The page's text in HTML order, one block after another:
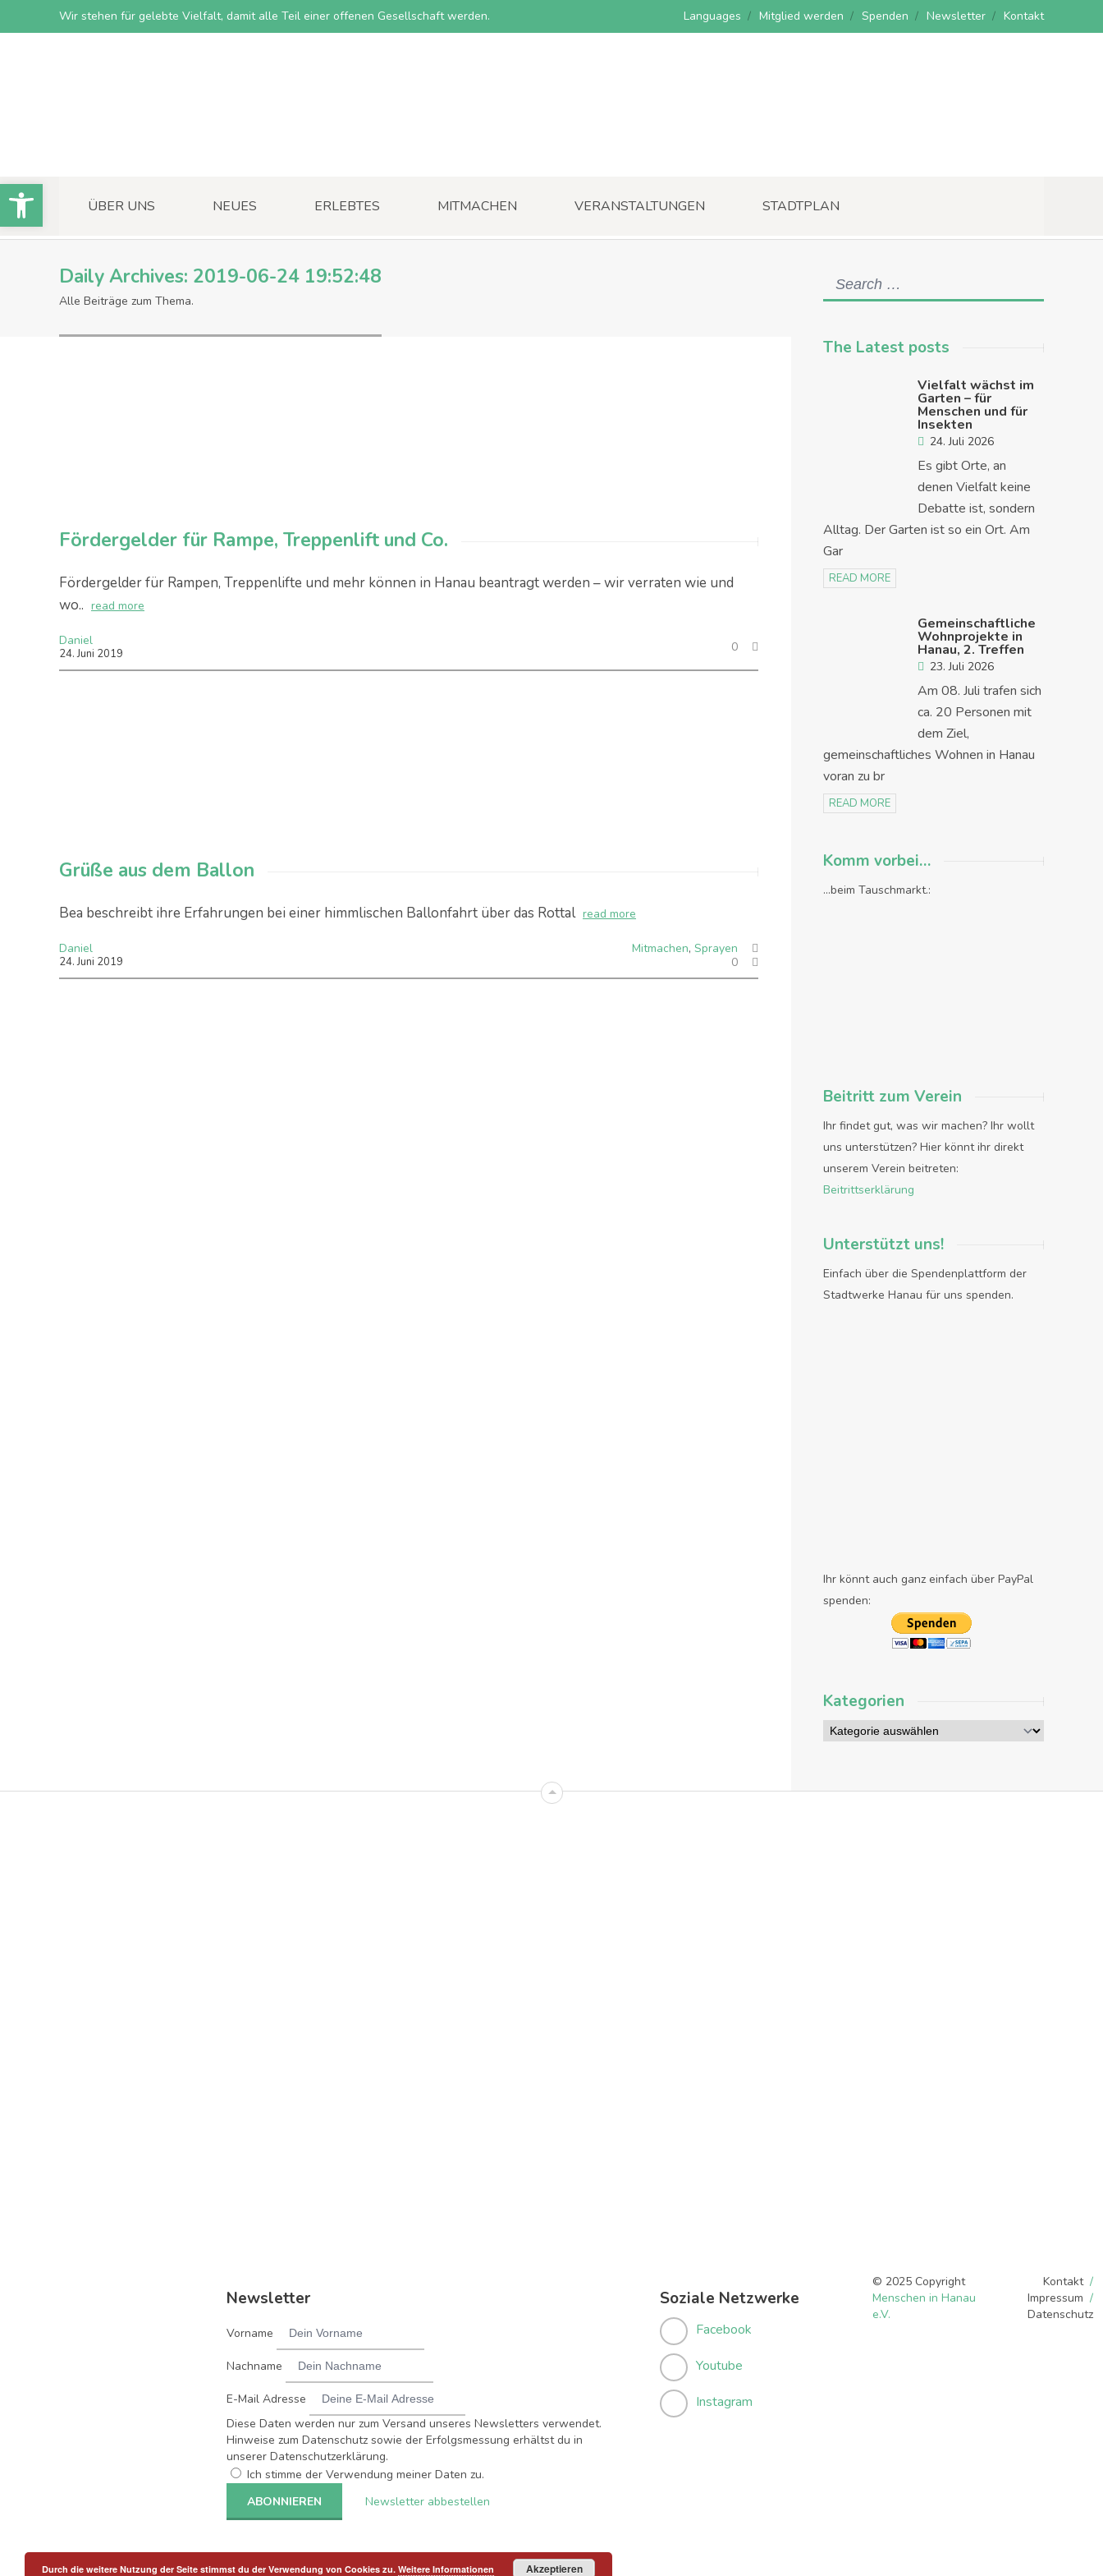
Wir stehen für gelebte Vielfalt, damit alle Teil einer offenen Gesellschaft werden. Languages Mitglied werden Spenden Newsletter Kontakt
ÜBER UNS NEUES ERLEBTES MITMACHEN VERANSTALTUNGEN STADTPLAN
Daily Archives: 2019-06-24 19:52:48
Alle Beiträge zum Thema.
Fördergelder für Rampe, Treppenlift und Co.
Fördergelder für Rampen, Treppenlifte und mehr können in Hanau beantragt werden – wir verraten wie und
wo.. read more
Daniel
24. Juni 2019 0
Grüße aus dem Ballon
Bea beschreibt ihre Erfahrungen bei einer himmlischen Ballonfahrt über das Rottal read more
Daniel
24. Juni 2019
Mitmachen, Sprayen
0
The Latest posts
Vielfalt wächst im
Garten – für
Menschen und für
Insekten
24. Juli 2026
Es gibt Orte, an
denen Vielfalt keine
Debatte ist, sondern
Alltag. Der Garten ist so ein Ort. Am
Gar
READ MORE
Gemeinschaftliche
Wohnprojekte in
Hanau, 2. Treffen
23. Juli 2026
Am 08. Juli trafen sich
ca. 20 Personen mit
dem Ziel,
gemeinschaftliches Wohnen in Hanau
voran zu br
READ MORE
Komm vorbei…
...beim Tauschmarkt.:
Beitritt zum Verein
Ihr findet gut, was wir machen? Ihr wollt
uns unterstützen? Hier könnt ihr direkt
unserem Verein beitreten:
Beitrittserklärung
Unterstützt uns!
Einfach über die Spendenplattform der
Stadtwerke Hanau für uns spenden.
Ihr könnt auch ganz einfach über PayPal
spenden:
Kategorien
Newsletter
Vorname
Nachname
E-Mail Adresse
Diese Daten werden nur zum Versand unseres Newsletters verwendet.
Hinweise zum Datenschutz sowie der Erfolgsmessung erhältst du in
unserer Datenschutzerklärung.
Ich stimme der Verwendung meiner Daten zu.
Newsletter abbestellen
Soziale Netzwerke
Facebook
Youtube
Instagram
Kontakt
Impressum
Datenschutz
© 2025 Copyright
Menschen in Hanau
e.V.
Open toolbar
Durch die weitere Nutzung der Seite stimmst du der Verwendung von Cookies zu. Weitere Informationen Akzeptieren